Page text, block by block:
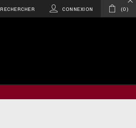
RECHERCHER CONNEXION 0